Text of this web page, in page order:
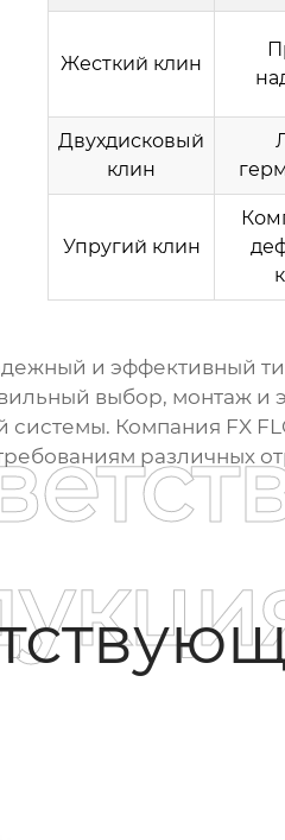
Жесткий клин
Двухдисковый
клин
Упругий клин
и эффективный
выбор, монтаж и
системы. Компания FX
различных